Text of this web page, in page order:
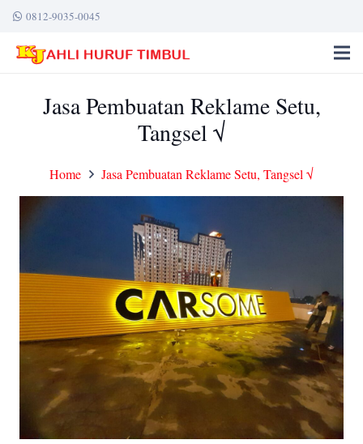
0812-9035-0045
Jasa Pembuatan Reklame Setu,
Tangsel √
Home Jasa Pembuatan Reklame Setu, Tangsel √